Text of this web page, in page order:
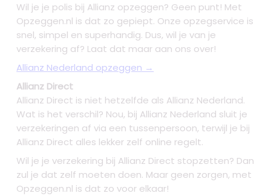
Wil je je polis bij Allianz opzeggen? Geen punt! Met
Opzeggen.nl is dat zo gepiept. Onze opzegservice is
snel, simpel en superhandig. Dus, wil je van je
verzekering af? Laat dat maar aan ons over!
Allianz Nederland opzeggen →
Allianz Direct
Allianz Direct is niet hetzelfde als Allianz Nederland.
Wat is het verschil? Nou, bij Allianz Nederland sluit je
verzekeringen af via een tussenpersoon, terwijl je bij
Allianz Direct alles lekker zelf online regelt.
Wil je je verzekering bij Allianz Direct stopzetten? Dan
zul je dat zelf moeten doen. Maar geen zorgen, met
Opzeggen.nl is dat zo voor elkaar!